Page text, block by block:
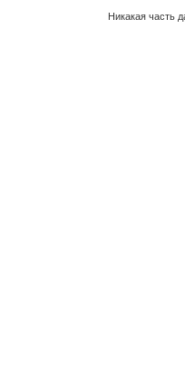
Никакая часть